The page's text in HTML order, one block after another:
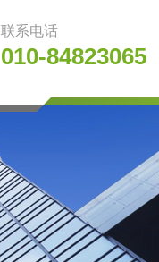
联系电话
010-84823065